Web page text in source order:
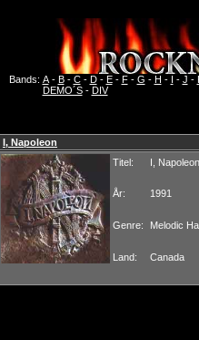
Bands: A- B- C- D- E- F- G - H - I - J -
DEMO´S- DIV
I, Napoleon
Titel:
I, Napoleon
År: 1991
Genre: Melodic
Land: Canada